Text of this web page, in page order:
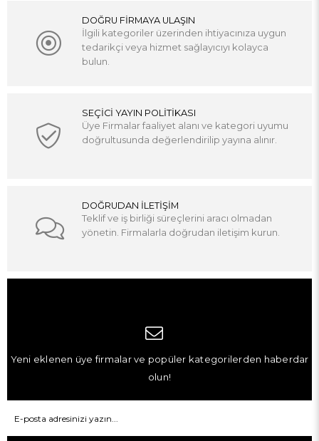
DOĞRU FİRMAYA ULAŞIN
İlgili kategoriler üzerinden ihtiyacınıza uygun
tedarikçi veya hizmet sağlayıcıyı kolayca
bulun.
SEÇİCİ YAYIN POLİTİKASI
Üye Firmalar faaliyet alanı ve kategori uyumu
doğrultusunda değerlendirilip yayına alınır.
DOĞRUDAN İLETİŞİM
Teklif ve iş birliği süreçlerini aracı olmadan
yönetin. Firmalarla doğrudan iletişim kurun.
Yeni eklenen üye firmalar ve popüler kategorilerden haberdar
olun!